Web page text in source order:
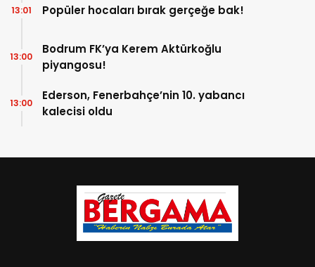
Popüler hocaları bırak gerçeğe bak!
13:01
Bodrum FK’ya Kerem Aktürkoğlu
piyangosu!
13:00
Ederson, Fenerbahçe’nin 10. yabancı
kalecisi oldu
13:00